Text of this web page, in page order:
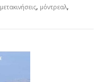
μετακινήσεις, μόντρεαλ,